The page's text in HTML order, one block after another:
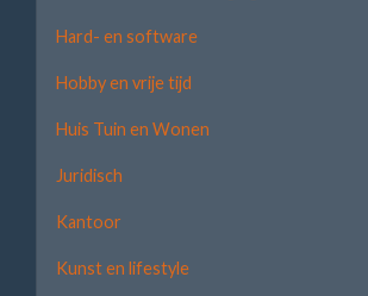
Hard- en software
Hobby en vrije tijd
Huis Tuin en Wonen
Juridisch
Kantoor
Kunst en lifestyle